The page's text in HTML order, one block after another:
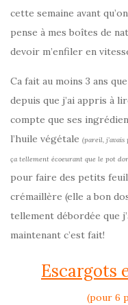
cette semaine avant
pense à mes boîtes de
devoir m’enfiler en
Ca fait au moins 3 ans
depuis que j’ai appris à
compte que ses
l’huile végétale (pareil,
ça tellement écoeurant que le pot
pour faire des petits
crémaillère (elle a bon
tellement débordée que
maintenant c’est fait!
Escargots
(pour 6